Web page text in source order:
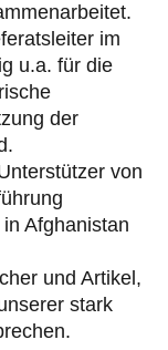
im
u.a. für die
der
von
Afghanistan
und Artikel,
stark